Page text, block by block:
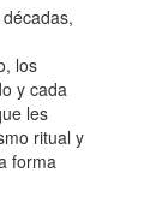
los
y cada
les
ritual y
forma